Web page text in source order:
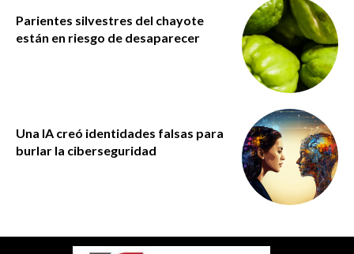
Parientes silvestres del chayote
están en riesgo de desaparecer
Una IA creó identidades falsas para
burlar la ciberseguridad